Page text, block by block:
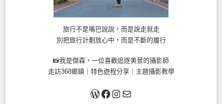
旅行不是嘴巴說說，而是說走就走
別把旅行計劃放心中，而是不斷的履行
📸我是傑森，一位喜歡追逐美景的攝影師
走訪368鄉鎮｜特色遊程分享｜主題攝影教學
關於我Facebook
Instagram